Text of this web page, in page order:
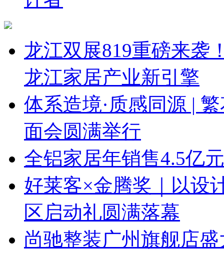
龙江双展819重磅来袭
龙江家居产业新引擎
体系造境·质感同源 |
面会圆满举行
全铝家居年销售4.5亿
好莱客×金腾奖｜以设
区启动礼圆满落幕
尚驰整装广州旗舰店